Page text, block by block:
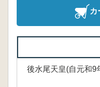
カ
後水尾天皇(自元和9